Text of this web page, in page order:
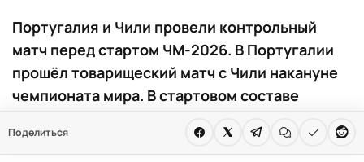
Поделиться
Португалия и Чили провели контрольный
матч перед стартом ЧМ-2026. В Португалии
прошёл товарищеский матч с Чили накануне
чемпионата мира. В стартовом составе
Встреча стала частью подготовки к турниру в